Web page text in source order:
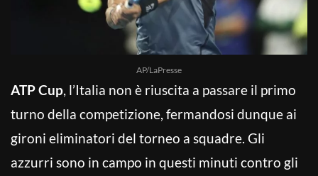
AP/LaPresse
ATP Cup, l’Italia non è riuscita a passare il primo
turno della competizione, fermandosi dunque ai
gironi eliminatori del torneo a squadre. Gli
azzurri sono in campo in questi minuti contro gli